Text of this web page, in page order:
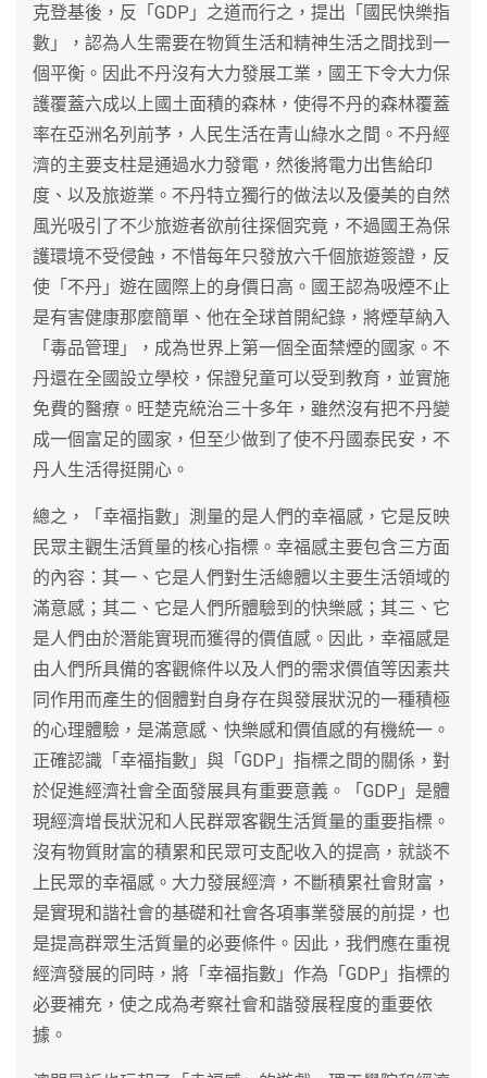
克登基後，反「GDP」之道而行之，提出「國民快樂指
數」，認為人生需要在物質生活和精神生活之間找到一
個平衡。因此不丹沒有大力發展工業，國王下令大力保
護覆蓋六成以上國土面積的森林，使得不丹的森林覆蓋
率在亞洲名列前芧，人民生活在青山綠水之間。不丹經
濟的主要支柱是通過水力發電，然後將電力出售給印
度、以及旅遊業。不丹特立獨行的做法以及優美的自然
風光吸引了不少旅遊者欲前往探個究竟，不過國王為保
護環境不受侵蝕，不惜每年只發放六千個旅遊簽證，反
使「不丹」遊在國際上的身價日高。國王認為吸煙不止
是有害健康那麼簡單、他在全球首開紀錄，將煙草納入
「毒品管理」，成為世界上第一個全面禁煙的國家。不
丹還在全國設立學校，保證兒童可以受到教育，並實施
免費的醫療。旺楚克統治三十多年，雖然沒有把不丹變
成一個富足的國家，但至少做到了使不丹國泰民安，不
丹人生活得挺開心。
總之，「幸福指數」測量的是人們的幸福感，它是反映
民眾主觀生活質量的核心指標。幸福感主要包含三方面
的內容：其一、它是人們對生活總體以主要生活領域的
滿意感；其二、它是人們所體驗到的快樂感；其三、它
是人們由於潛能實現而獲得的價值感。因此，幸福感是
由人們所具備的客觀條件以及人們的需求價值等因素共
同作用而產生的個體對自身存在與發展狀況的一種積極
的心理體驗，是滿意感、快樂感和價值感的有機統一。
正確認識「幸福指數」與「GDP」指標之間的關係，對
於促進經濟社會全面發展具有重要意義。「GDP」是體
現經濟增長狀況和人民群眾客觀生活質量的重要指標。
沒有物質財富的積累和民眾可支配收入的提高，就談不
上民眾的幸福感。大力發展經濟，不斷積累社會財富，
是實現和諧社會的基礎和社會各項事業發展的前提，也
是提高群眾生活質量的必要條件。因此，我們應在重視
經濟發展的同時，將「幸福指數」作為「GDP」指標的
必要補充，使之成為考察社會和諧發展程度的重要依
據。